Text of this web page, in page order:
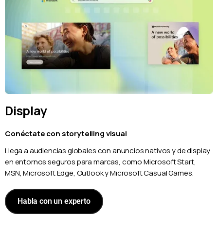
Display
Conéctate con storytelling visual
Llega a audiencias globales con anuncios nativos y de display
en entornos seguros para marcas, como Microsoft Start,
MSN, Microsoft Edge, Outlook y Microsoft Casual Games.
Habla con un experto